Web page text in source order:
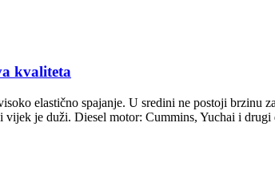
kvaliteta
elastično spajanje. U sredini ne postoji brzinu
je duži. Diesel motor: Cummins, Yuchai i